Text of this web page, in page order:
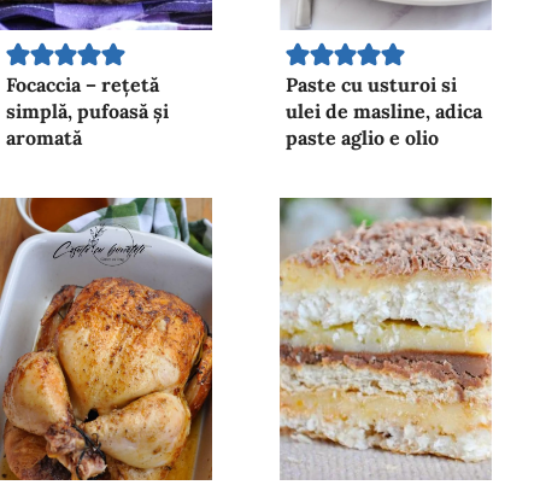
Focaccia – rețetă
simplă, pufoasă și
aromată
Paste cu usturoi si
ulei de masline, adica
paste aglio e olio